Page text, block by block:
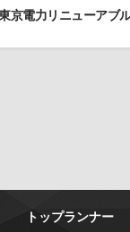
よりご提供いた
たしません。
取り扱いを第三
図れるよう、当
京電力リニューアブ
トップランナー